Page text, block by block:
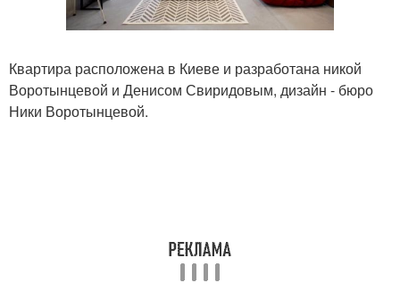
Квартира расположена в Киеве и разработана никой
Воротынцевой и Денисом Свиридовым, дизайн - бюро
Ники Воротынцевой.